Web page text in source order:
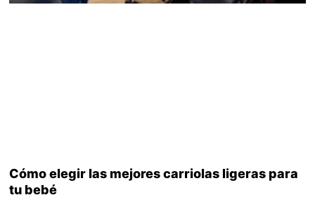
Cómo elegir las mejores carriolas ligeras para
tu bebé